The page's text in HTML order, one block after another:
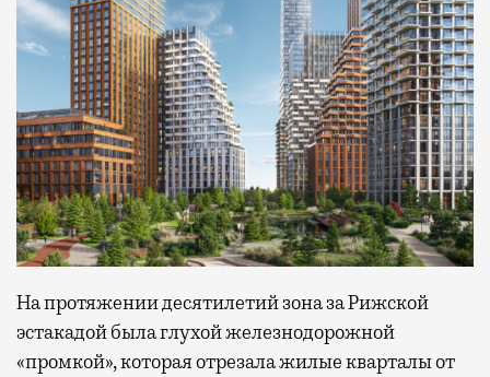
На протяжении десятилетий зона за Рижской
эстакадой была глухой железнодорожной
«промкой», которая отрезала жилые кварталы от